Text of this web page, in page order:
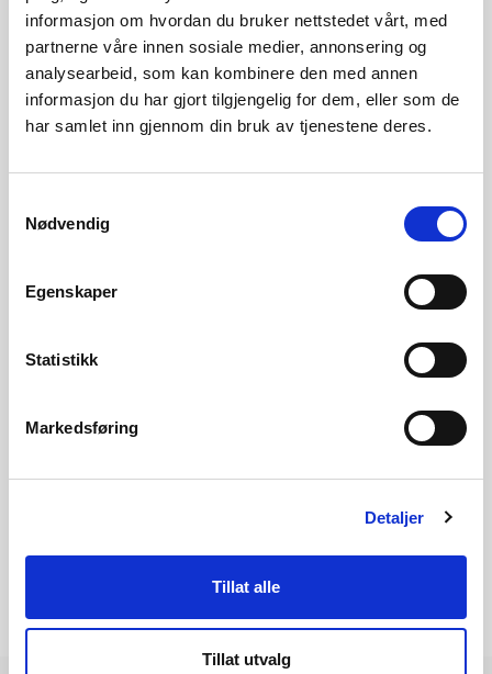
informasjon om hvordan du bruker nettstedet vårt, med
partnerne våre innen sosiale medier, annonsering og
analysearbeid, som kan kombinere den med annen
informasjon du har gjort tilgjengelig for dem, eller som de
har samlet inn gjennom din bruk av tjenestene deres.
Nødvendig
Egenskaper
Statistikk
Markedsføring
Detaljer
Tillat alle
Tillat utvalg
produserer 289 GWh i et gjennomsnittsår.
Olje- og energidepartementetvil sluttbehandle saken. Les
mer om innstillingen her
Carsten Jensen,
Les innstillingen her